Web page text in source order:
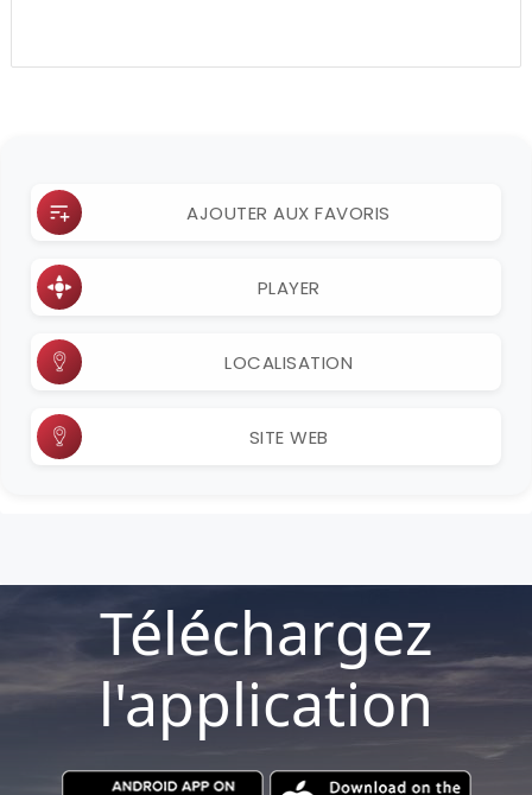
AJOUTER AUX FAVORIS
PLAYER
LOCALISATION
SITE WEB
Téléchargez
l'application